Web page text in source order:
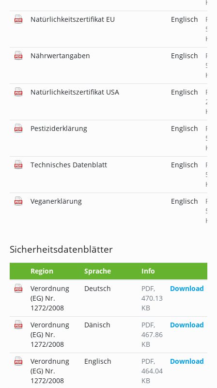
KB
Natürlichkeitszertifikat EU
Englisch
PDF
KB
Nährwertangaben
Englisch
PDF
KB
Natürlichkeitszertifikat USA
Englisch
PDF
KB
Pestiziderklärung
Englisch
PDF
KB
Technisches Datenblatt
Englisch
PDF
KB
Veganerklärung
Englisch
PDF
KB
Sicherheitsdatenblätter
Region Sprache
Info
Verordnung
(EG) Nr.
1272/2008
Deutsch PDF,
470.13
KB
Download
Verordnung
(EG) Nr.
1272/2008
Dänisch PDF,
467.86
KB
Download
Verordnung
(EG) Nr.
1272/2008
Englisch PDF,
464.04
KB
Download